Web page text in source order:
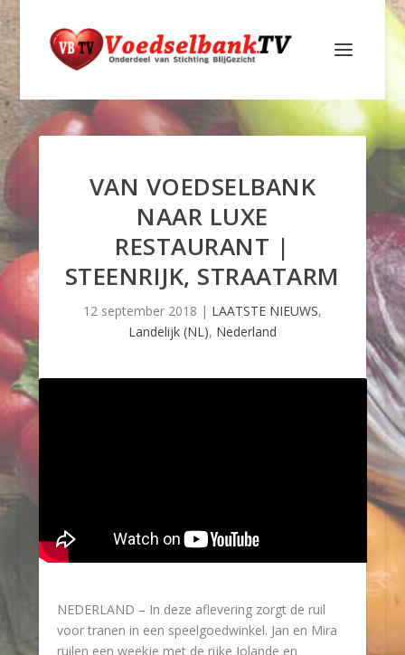
VAN VOEDSELBANK
NAAR LUXE
RESTAURANT |
STEENRIJK, STRAATARM
12 september 2018 | LAATSTE NIEUWS,
Landelijk (NL), Nederland
NEDERLAND – In deze aflevering zorgt de ruil
voor tranen in een speelgoedwinkel. Jan en Mira
ruilen een weekje met de rijke Jolande en